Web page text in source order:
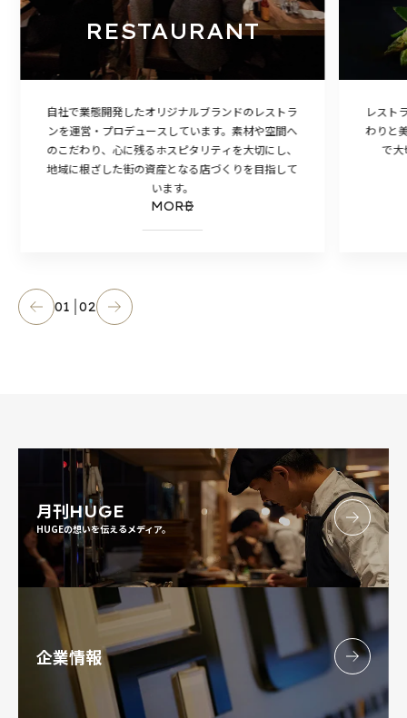
RESTAURANT
自社で業態開発したオリジナルブランドのレストラ
ンを運営・プロデュースしています。素材や空間へ
のこだわり、心に残るホスピタリティを大切にし、
地域に根ざした街の資産となる店づくりを目指して
います。
MORE
レスト
わりと
で大
01 02
月刊HUGE
HUGEの想いを伝えるメディア。
企業情報